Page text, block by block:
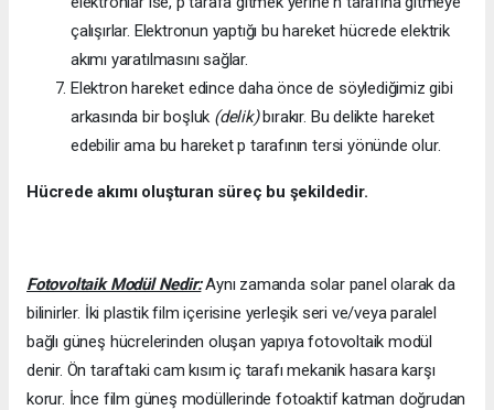
çalışırlar. Elektronun yaptığı bu hareket hücrede elektrik
akımı yaratılmasını sağlar.
Elektron hareket edince daha önce de söylediğimiz gibi
arkasında bir boşluk (delik)bırakır. Bu delikte hareket
edebilir ama bu hareket p tarafının tersi yönünde olur.
Hücrede akımı oluşturan süreç bu şekildedir.
Fotovoltaik Modül Nedir:Aynı zamanda solar panel olarak da
bilinirler. İki plastik film içerisine yerleşik seri ve/veya paralel
bağlı güneş hücrelerinden oluşan yapıya fotovoltaik modül
denir. Ön taraftaki cam kısım iç tarafı mekanik hasara karşı
korur. İnce film güneş modüllerinde fotoaktif katman doğrudan